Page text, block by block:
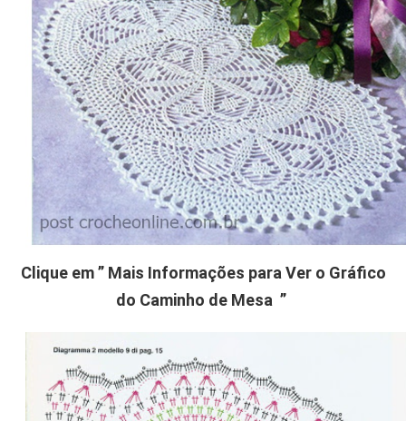
Clique em ” Mais Informações para Ver o Gráfico
do Caminho de Mesa ”